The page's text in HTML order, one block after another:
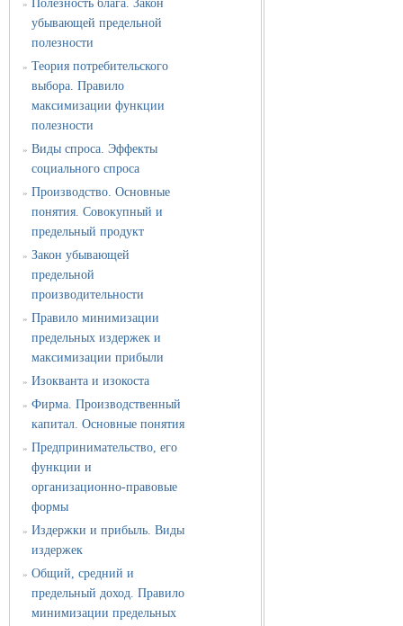
» Полезность блага. Закон
убывающей предельной
полезности
» Теория потребительского
выбора. Правило
максимизации функции
полезности
» Виды спроса. Эффекты
социального спроса
» Производство. Основные
понятия. Совокупный и
предельный продукт
» Закон убывающей
предельной
производительности
» Правило минимизации
предельных издержек и
максимизации прибыли
» Изокванта и изокоста
» Фирма. Производственный
капитал. Основные понятия
» Предпринимательство, его
функции и
организационно-правовые
формы
» Издержки и прибыль. Виды
издержек
» Общий, средний и
предельный доход. Правило
минимизации предельных